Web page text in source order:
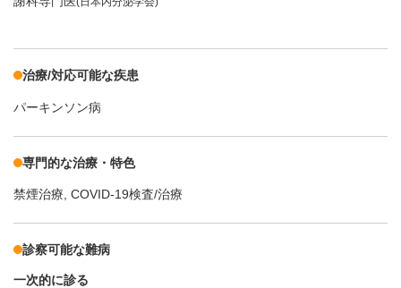
治療/対応可能な疾患
パーキンソン病
専門的な治療・特色
禁煙治療 COVID-19検査/治療
診察可能な難病
一次的に診る